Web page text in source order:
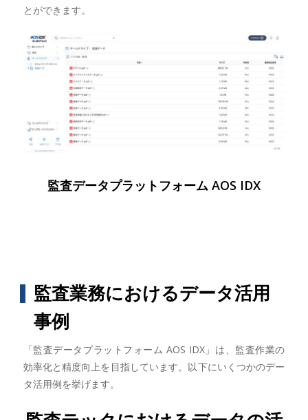
とができます。
監査データプラットフォーム AOS IDX
監査業務におけるデータ活用
事例
「監査データプラットフォーム AOS IDX」は、監査作業の
効率化と精度向上を目指しています。以下にいくつかのデー
タ活用例を挙げます。